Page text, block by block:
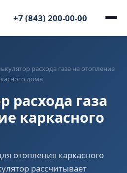
+7 (843) 200-00-00
расхода газа на отопление
дома
расхода газа
каркасного
отопления каркасного
рассчитывает